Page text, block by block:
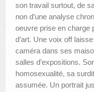
son travail surtout, de
non d’une analyse
oeuvre prise en charge
d’art. Une voix off
caméra dans ses
salles d’expositions.
homosexualité, sa
assumée. Un portrait